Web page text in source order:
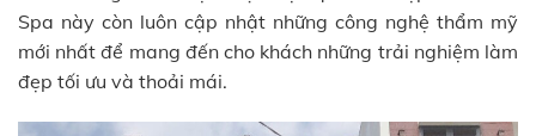
Spa này còn luôn cập nhật những công nghệ thẩm mỹ
mới nhất để mang đến cho khách những trải nghiệm làm
đẹp tối ưu và thoải mái.